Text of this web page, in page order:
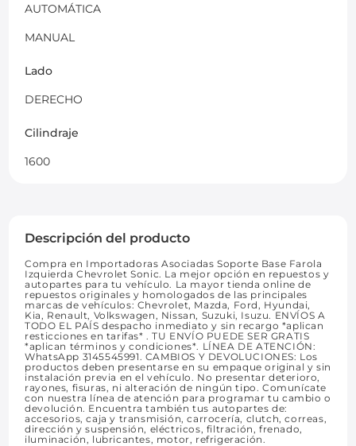
AUTOMÁTICA
MANUAL
Lado
DERECHO
Cilindraje
1600
Descripción del producto
Compra en Importadoras Asociadas Soporte Base Farola
Izquierda Chevrolet Sonic. La mejor opción en repuestos y
autopartes para tu vehículo. La mayor tienda online de
repuestos originales y homologados de las principales
marcas de vehículos: Chevrolet, Mazda, Ford, Hyundai,
Kia, Renault, Volkswagen, Nissan, Suzuki, Isuzu. ENVÍOS A
TODO EL PAÍS despacho inmediato y sin recargo *aplican
resticciones en tarifas* . TU ENVÍO PUEDE SER GRATIS
*aplican términos y condiciones*. LÍNEA DE ATENCIÓN:
WhatsApp 3145545991. CAMBIOS Y DEVOLUCIONES: Los
productos deben presentarse en su empaque original y sin
instalación previa en el vehículo. No presentar deterioro,
rayones, fisuras, ni alteración de ningún tipo. Comunícate
con nuestra línea de atención para programar tu cambio o
devolución. Encuentra también tus autopartes de:
accesorios, caja y transmisión, carrocería, clutch, correas,
dirección y suspensión, eléctricos, filtración, frenado,
iluminación, lubricantes, motor, refrigeración.